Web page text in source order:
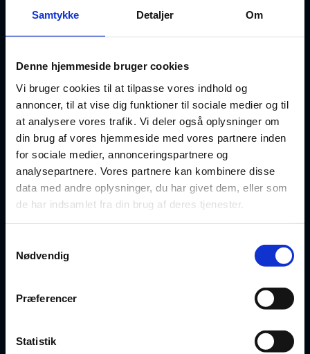
Samtykke Detaljer Om
Denne hjemmeside bruger cookies
Vi bruger cookies til at tilpasse vores indhold og
annoncer, til at vise dig funktioner til sociale medier og til
at analysere vores trafik. Vi deler også oplysninger om
din brug af vores hjemmeside med vores partnere inden
for sociale medier, annonceringspartnere og
analysepartnere. Vores partnere kan kombinere disse
data med andre oplysninger, du har givet dem, eller som
de har indsamlet fra din brug af deres tjenester.
Nødvendig
Præferencer
Statistik
Indtast din e-mail
Tilmeld nyhedsbrev
DOKUMENTER
Ægtepagt
Fuldmagter